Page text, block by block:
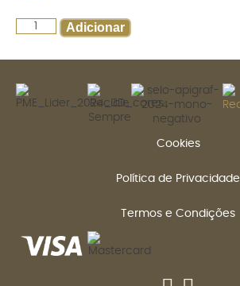
Adicionar
Cookies
Política de Privacidade
Termos e Condições